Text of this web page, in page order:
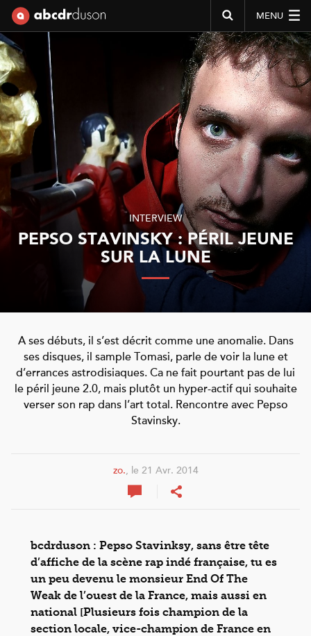
MENU
Abcdr du Son
INTERVIEW
PEPSO STAVINSKY : PÉRIL JEUNE
SUR LA LUNE
A ses débuts, il s’est décrit comme une anomalie. Dans
ses disques, il sample Tomasi, parle de voir la lune et
d’errances astrodisiaques. Ca ne fait pourtant pas de lui
le péril jeune 2.0, mais plutôt un hyper-actif qui souhaite
verser son rap dans l’art total. Rencontre avec Pepso
Stavinsky.
zo., le 21 Avr. 2014
bcdrduson : Pepso Stavinksy, sans être tête
d’affiche de la scène rap indé française, tu es
un peu devenu le monsieur End Of The
Weak de l’ouest de la France, mais aussi en
national [Plusieurs fois champion de la
section locale, vice-champion de France en